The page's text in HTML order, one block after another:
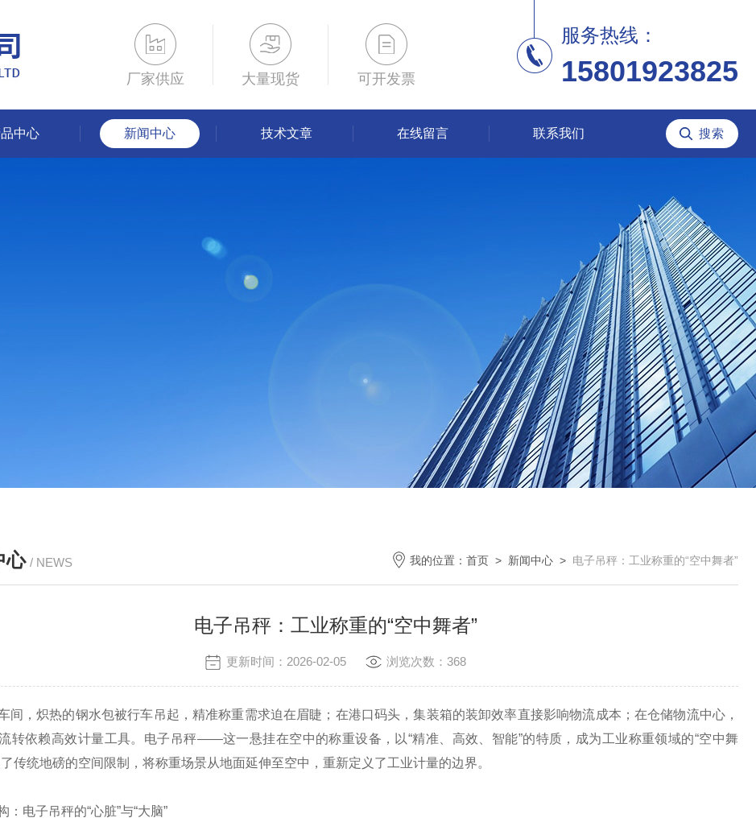
厂家供应 大量现货 可开发票
服务热线：
15801923825
中心 新闻中心 技术文章 在线留言 联系我们
心 / NEWS 我的位置： 首页 > 新闻中心 > 电子吊秤：工业称重的“空中舞者”
电子吊秤：工业称重的“空中舞者”
更新时间：2026-02-05 浏览次数：368
间，炽热的钢水包被行车吊起，精准称重需求迫在眉睫；在港口码头，集装箱的装卸效率直接影响物流成本；在仓储物流中心，
转依赖高效计量工具。电子吊秤——这一悬挂在空中的称重设备，以“精准、高效、智能”的特质，成为工业称重领域的“空中舞
传统地磅的空间限制，将称重场景从地面延伸至空中，重新定义了工业计量的边界。
：电子吊秤的“心脏”与“大脑”